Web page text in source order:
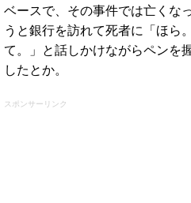
ベースで、その事件では亡くな
うと銀行を訪れて死者に「ほら
て。」と話しかけながらペンを
したとか。
スポンサーリンク